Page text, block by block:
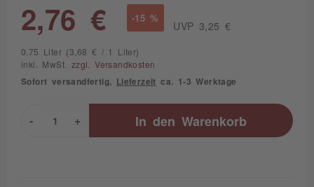
2,76 € -15 %
UVP 3,25 €
0.75 Liter (3,68 € / 1 Liter)
inkl. MwSt. zzgl. Versandkosten
Sofort versandfertig, Lieferzeit ca. 1-3 Werktage
+
- In den Warenkorb